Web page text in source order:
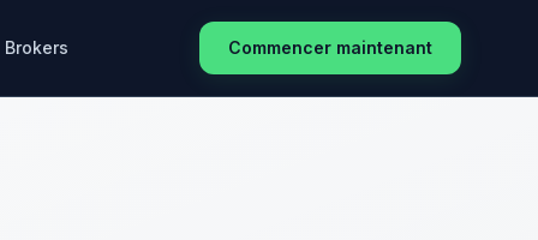
Brokers Commencer maintenant